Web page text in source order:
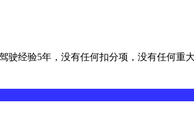
经验5年，没有任何扣分项，没有任何重